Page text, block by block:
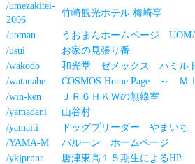
/umezakitei-
2006
竹崎観光ホテル 梅崎亭
/uoman
うおまんホームページ
/usui
お家の見張り番
/wakodo
和光堂 ゼメックス ハミル
/watanabe
COSMOS Home Page ～ Ｍ
/win-ken
ＪＲ６ＨＫＷの無線室
/yamadani
山谷村
/yamaiti
ドッグブリーダー やまいち
/YAMA-M
バルーン ホームページ
/ykjprnnr
唐津東高１５期生によるHP